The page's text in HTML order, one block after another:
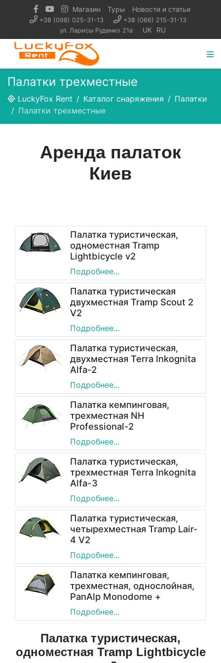
Магазин Туры Новости и статьи
+38 (098) 025-31-13
+38 (066) 215-31-13
ул. Ларисы Руденко 21а
UK RU
Палатки трехместные
LuckyFox Rent Каталог снаряжения
Палатки
Палатки трехместные
Аренда палаток
Киев
Палатка туристическая,
одноместная Tramp
Lightbicycle v2
Подробнее...
Палатка туристическая
двухместная Tramp Scout 2
V2
Подробнее...
Палатка туристическая,
двухместная Terra Inkognita
Alfa-2
Подробнее...
Палатка кемпинговая,
трехместная NH
Professional-2
Подробнее...
Палатка туристическая,
трехместная Terra Inkognita
Alfa-3
Подробнее...
Палатка туристическая,
четырехместная Tramp Lair-
4 V2
Подробнее...
Палатка кемпинговая,
трехместная, однослойная,
PanAlp Monodome +
Подробнее...
Палатка туристическая,
одноместная Tramp Lightbicycle